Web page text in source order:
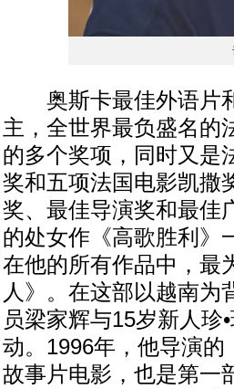
奥斯卡最佳外语片和
主，全世界最负盛名的
的多个奖项，同时又是
奖和五项法国电影凯撒
奖、最佳导演奖和最佳
的处女作《高歌胜利》
在他的所有作品中，最
人》。在这部以越南为
员梁家辉与15岁新人珍
动。1996年，他导演
故事片电影，也是第一